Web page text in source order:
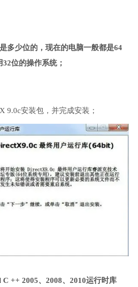
多少位的，现在的电脑一般都是64
位的操作系统；
9.0c安装包，并完成安装；
++ 2005、2008、2010运行时库